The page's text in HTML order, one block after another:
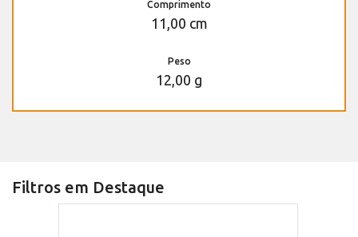
Comprimento
11,00 cm
Peso
12,00 g
Filtros em Destaque